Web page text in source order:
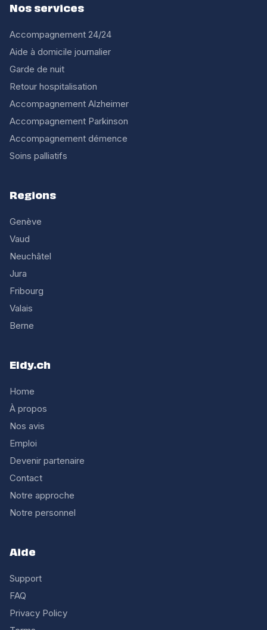
Nos services
Accompagnement 24/24
Aide à domicile journalier
Garde de nuit
Retour hospitalisation
Accompagnement Alzheimer
Accompagnement Parkinson
Accompagnement démence
Soins palliatifs
Regions
Genève
Vaud
Neuchâtel
Jura
Fribourg
Valais
Berne
Eldy.ch
Home
À propos
Nos avis
Emploi
Devenir partenaire
Contact
Notre approche
Notre personnel
Aide
Support
FAQ
Privacy Policy